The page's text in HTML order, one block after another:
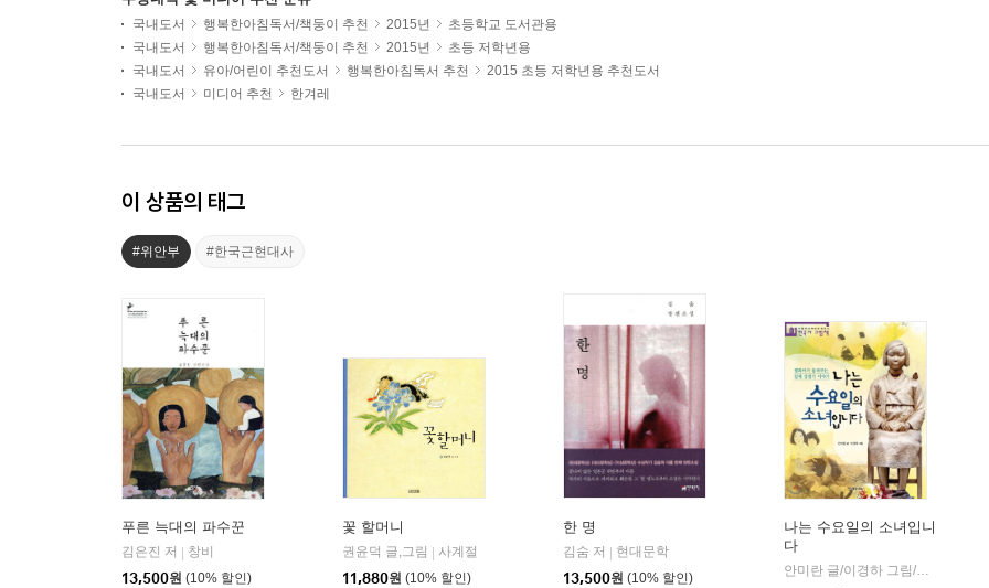
국내도서 행복한아침독서/책둥이 추천 2015년
초등학교 도서관용
국내도서
행복한아침독서/책둥이 추천 2015년
초등 저학년용
국내도서
유아/어린이 추천도서 행복한아침독서 추천
2015 초등 저학년용 추천도서
국내도서
미디어 추천 한겨레
이 상품의 태그
#위안부 #한국근현대사
푸른 늑대의 파수꾼
김은진 저
창비
13,500원 (10% 할인)
꽃 할머니
권윤덕 글,그림
사계절
11,880원 (10% 할인)
한 명
김숨 저
현대문학
13,500원 (10% 할인)
나는 수요일의 소녀입니
다
안미란 글/이경하 그림/한혜인 감수